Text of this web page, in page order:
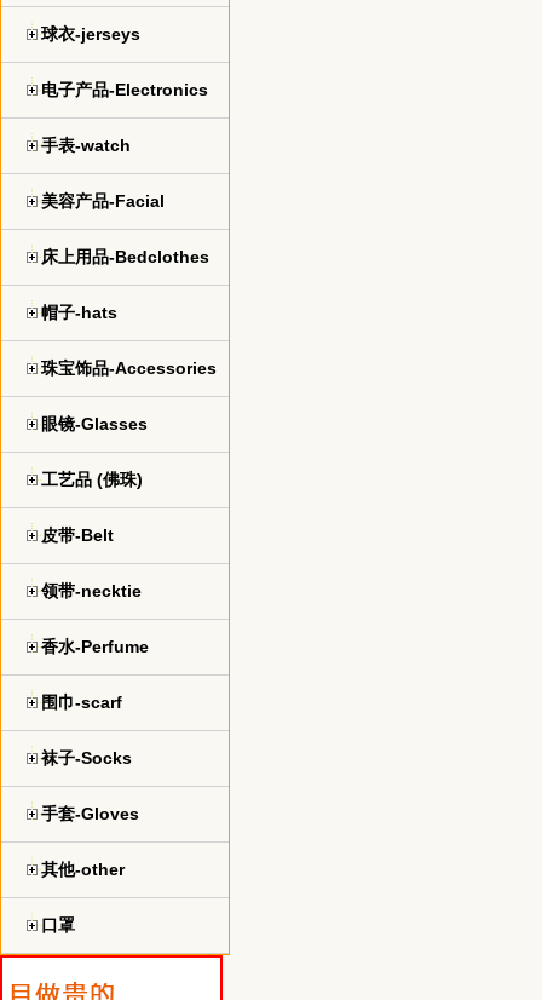
球衣-jerseys
电子产品-Electronics
手表-watch
美容产品-Facial
床上用品-Bedclothes
帽子-hats
珠宝饰品-Accessories
眼镜-Glasses
工艺品 (佛珠)
皮带-Belt
领带-necktie
香水-Perfume
围巾-scarf
袜子-Socks
手套-Gloves
其他-other
口罩